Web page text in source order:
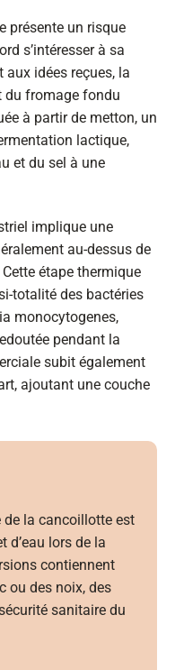
présente un risque
s’intéresser à sa
idées reçues, la
du fromage fondu
à partir de metton, un
lactique,
et du sel à une
implique une
au-dessus de
étape thermique
totalité des bactéries
monocytogenes,
pendant la
subit également
ajoutant une couche
de la cancoillotte est
d’eau lors de la
contiennent
ou des noix, des
sanitaire du